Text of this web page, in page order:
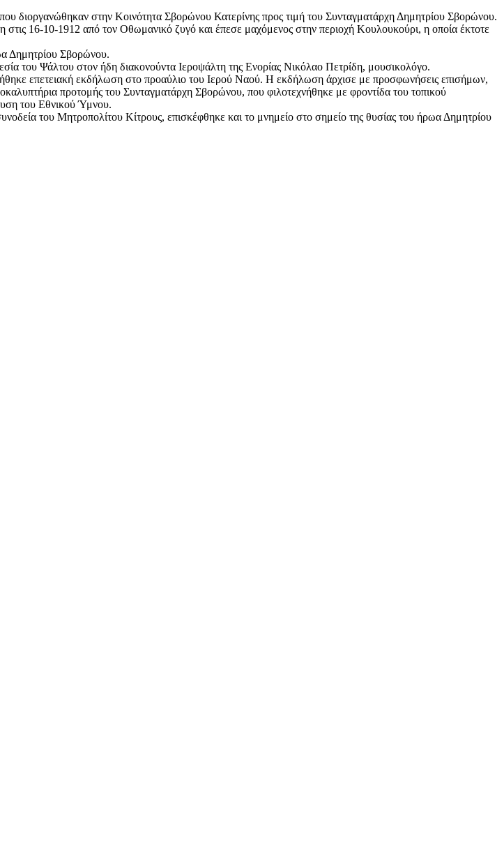
διοργανώθηκαν στην Κοινότητα Σβορώνου Κατερίνης προς τιμή του Συνταγματάρχη Δημητρίου Σβορώνου.
16-10-1912 από τον Οθωμανικό ζυγό και έπεσε μαχόμενος στην περιοχή Κουλουκούρι, η οποία έκτοτε
Δημητρίου Σβορώνου.
του Ψάλτου στον ήδη διακονούντα Ιεροψάλτη της Ενορίας Νικόλαο Πετρίδη, μουσικολόγο.
επετειακή εκδήλωση στο προαύλιο του Ιερού Ναού. Η εκδήλωση άρχισε με προσφωνήσεις επισήμων,
προτομής του Συνταγματάρχη Σβορώνου, που φιλοτεχνήθηκε με φροντίδα του τοπικού
του Εθνικού Ύμνου.
του Μητροπολίτου Κίτρους, επισκέφθηκε και το μνημείο στο σημείο της θυσίας του ήρωα Δημητρίου